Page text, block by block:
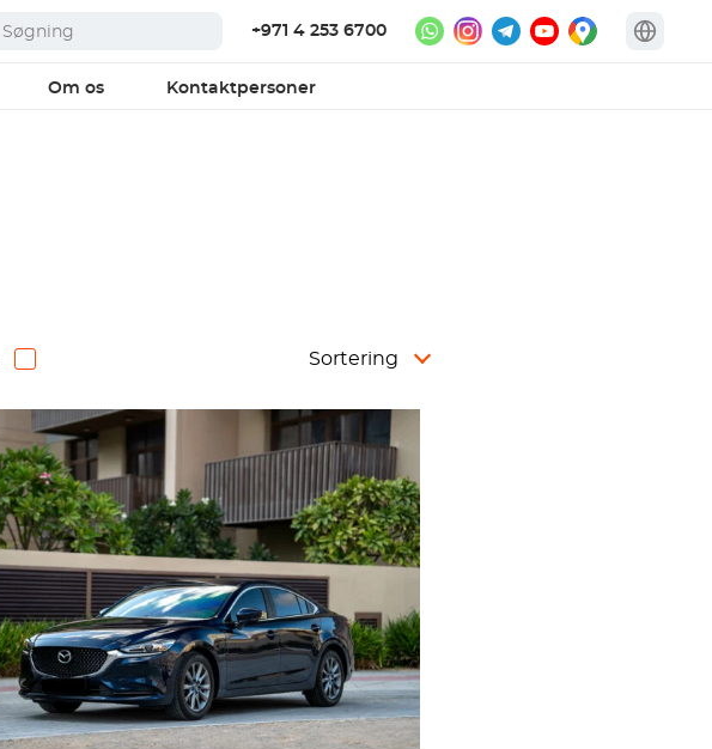
+971 4 253 6700
Om os Kontaktpersoner
Sortering